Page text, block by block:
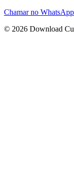
Chamar no
© 2026 Download